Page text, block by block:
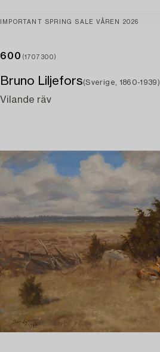
IMPORTANT SPRING SALE VÅREN 2026
600 (1707300)
Bruno Liljefors(Sverige, 1860-1939)
Vilande räv